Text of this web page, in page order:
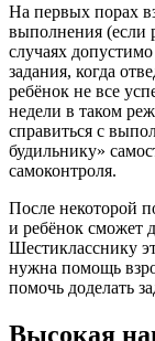
На первых порах
выполнения (если
случаях
задания, когда
ребёнок не все
недели в таком
справиться с
будильнику»
самоконтроля.
После некоторой
и ребёнок сможет
Шестикласснику
нужна помощь
помочь доделать
Высокая